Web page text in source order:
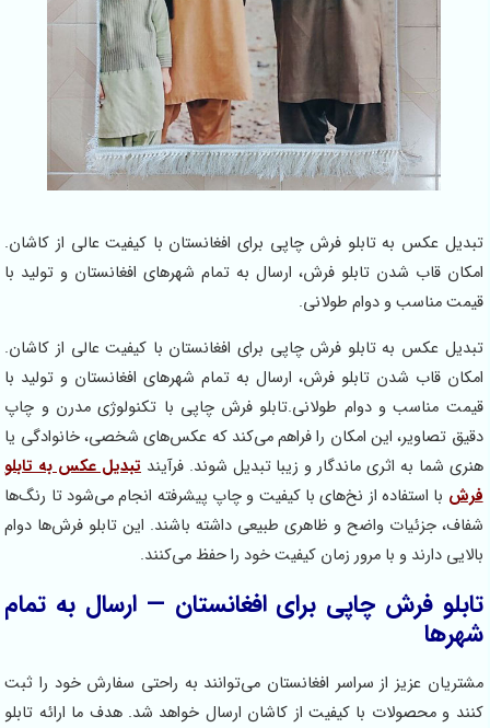
تبدیل عکس به تابلو فرش چاپی برای افغانستان با کیفیت عالی از کاشان.
امکان قاب شدن تابلو فرش، ارسال به تمام شهرهای افغانستان و تولید با
قیمت مناسب و دوام طولانی.
تبدیل عکس به تابلو فرش چاپی برای افغانستان با کیفیت عالی از کاشان.
امکان قاب شدن تابلو فرش، ارسال به تمام شهرهای افغانستان و تولید با
قیمت مناسب و دوام طولانی.تابلو فرش چاپی با تکنولوژی مدرن و چاپ
دقیق تصاویر، این امکان را فراهم می‌کند که عکس‌های شخصی، خانوادگی یا
هنری شما به اثری ماندگار و زیبا تبدیل شوند. فرآیند تبدیل عکس به تابلو
فرش با استفاده از نخ‌های با کیفیت و چاپ پیشرفته انجام می‌شود تا رنگ‌ها
شفاف، جزئیات واضح و ظاهری طبیعی داشته باشند. این تابلو فرش‌ها دوام
بالایی دارند و با مرور زمان کیفیت خود را حفظ می‌کنند.
تابلو فرش چاپی برای افغانستان — ارسال به تمام
شهرها
مشتریان عزیز از سراسر افغانستان می‌توانند به راحتی سفارش خود را ثبت
کنند و محصولات با کیفیت از کاشان ارسال خواهد شد. هدف ما ارائه تابلو